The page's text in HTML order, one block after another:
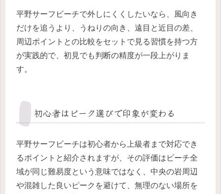
平野サーフビーチで外しにくくしたいなら、風向き
だけを追うより、うねりの向き、遠目と近目の差、
周辺ポイントとの比較をセットで見る習慣を持つ方
が実践的で、初見でも判断の精度が一段上がりま
す。
初心者はピーク選びで印象が変わる
平野サーフビーチは初心者から上級者まで対応でき
るポイントと紹介されますが、その評価はビーチ全
域が同じ難易度という意味ではなく、中央の岩周辺
や混雑した良いピークを避けて、無理のない場所を